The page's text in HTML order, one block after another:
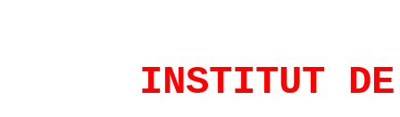
INSTITUT